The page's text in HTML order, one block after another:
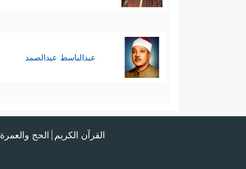
عبدالباسط عبدالصمد
القرآن الكريم الحج والعمرة